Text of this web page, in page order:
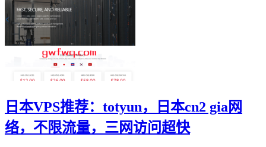
日本VPS推荐：totyun，日本cn2 gia网
络，不限流量，三网访问超快